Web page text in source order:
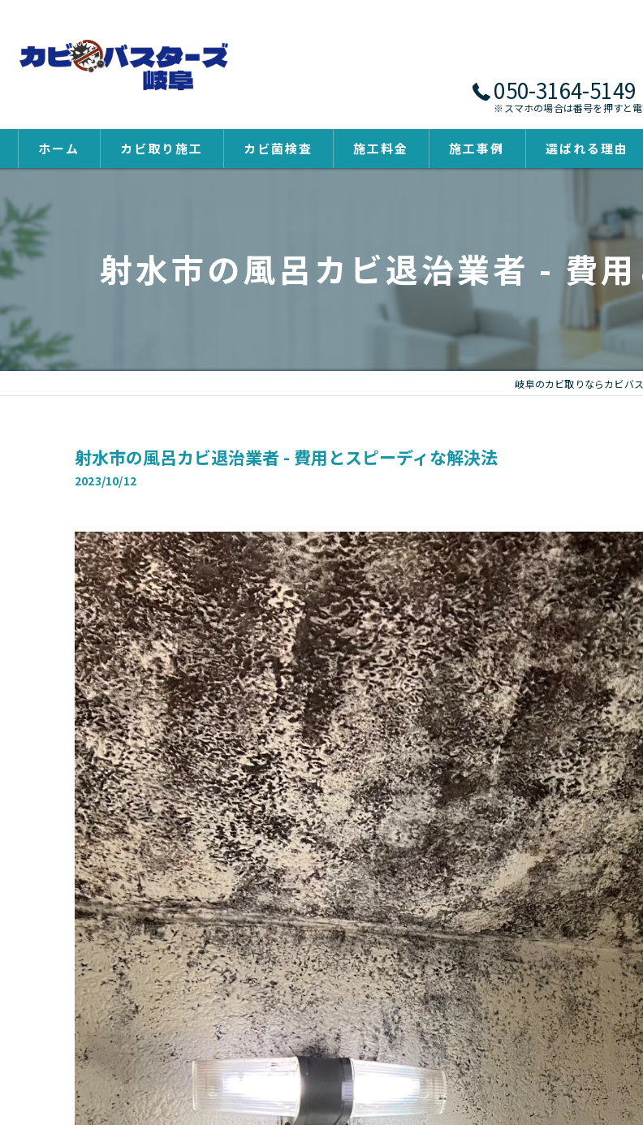
050-3164-5149
※スマホの場合は番号を押すと電
ホーム カビ取り施工 カビ菌検査 施工料金 施工事例 選ばれる理由
射水市の風呂カビ退治業者 - 費
岐阜のカビ取りならカビバ
射水市の風呂カビ退治業者 - 費用とスピーディな解決法
2023/10/12